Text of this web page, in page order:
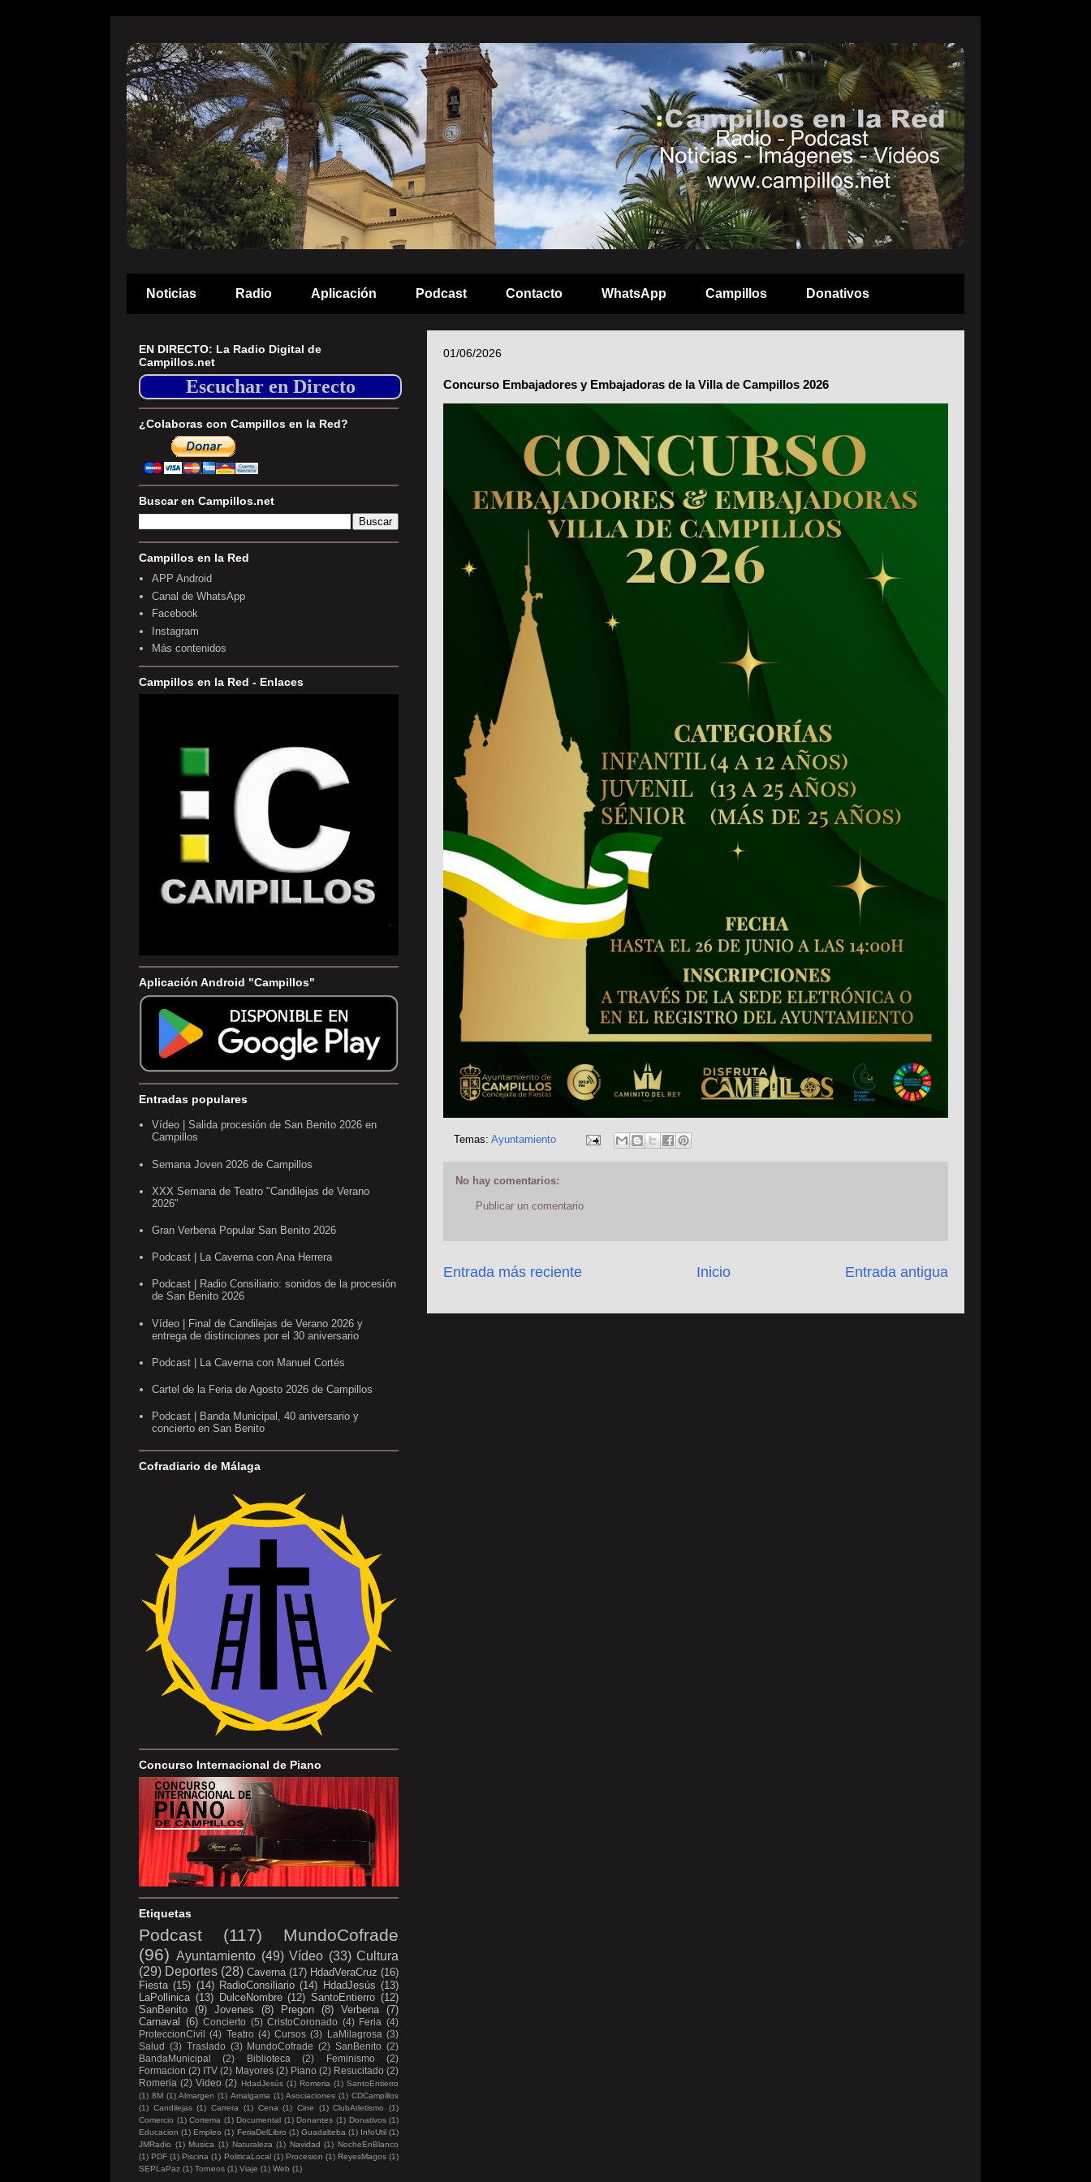
Noticias Radio Aplicación Podcast Contacto WhatsApp Campillos Donativos
01/06/2026
Concurso Embajadores y Embajadoras de la Villa de Campillos 2026
Temas: Ayuntamiento
No hay comentarios:
Publicar un comentario
Entrada más reciente Entrada antigua
Inicio
EN DIRECTO: La Radio Digital de
Campillos.net
Escuchar en Directo
¿Colaboras con Campillos en la Red?
Buscar en Campillos.net
Campillos en la Red
APP Android
Canal de WhatsApp
Facebook
Instagram
Más contenidos
Campillos en la Red - Enlaces
Aplicación Android "Campillos"
Entradas populares
Vídeo | Salida procesión de San Benito 2026 en
Campillos
Semana Joven 2026 de Campillos
XXX Semana de Teatro "Candilejas de Verano
2026"
Gran Verbena Popular San Benito 2026
Podcast | La Caverna con Ana Herrera
Podcast | Radio Consiliario: sonidos de la procesión
de San Benito 2026
Vídeo | Final de Candilejas de Verano 2026 y
entrega de distinciones por el 30 aniversario
Podcast | La Caverna con Manuel Cortés
Cartel de la Feria de Agosto 2026 de Campillos
Podcast | Banda Municipal, 40 aniversario y
concierto en San Benito
Cofradiario de Málaga
Concurso Internacional de Piano
Etiquetas
Podcast (117)
MundoCofrade
(96) Ayuntamiento (49) Vídeo (33) Cultura
(29) Deportes (28) Caverna (17) HdadVeraCruz (16)
Fiesta (15) (14) RadioConsiliario (14) HdadJesús (13)
LaPollinica (13) DulceNombre (12) SantoEntierro (12)
SanBenito (9) Jovenes (8) Pregon (8) Verbena (7)
Carnaval (6) Concierto (5) CristoCoronado (4) Feria (4)
ProteccionCivil (4) Teatro (4) Cursos (3) LaMilagrosa (3)
Salud (3) Traslado (3) MundoCofrade (2) SanBenito (2)
BandaMunicipal
(2) Biblioteca (2) Feminismo
(2)
Formacion (2) ITV (2) Mayores (2) Piano (2) Resucitado (2)
Romeria (2) Video (2) HdadJesús (1) Romeria (1) SantoEntierro
(1) 8M (1) Almargen (1) Amalgama (1) Asociaciones (1) CDCampillos
(1) Candilejas (1) Carrera (1) Cena (1) Cine (1) ClubAtletismo
(1)
Comercio (1) Cortema (1) Documental (1) Donantes (1) Donativos (1)
Educacion (1) Empleo (1) FeriaDelLibro (1) Guadalteba (1) InfoUtil (1)
JMRadio (1) Musica (1) Naturaleza (1) Navidad (1) NocheEnBlanco
(1) PDF (1) Piscina (1) PoliticaLocal (1) Procesion (1) ReyesMagos (1)
SEPLaPaz (1) Torneos (1) Viaje (1) Web (1)